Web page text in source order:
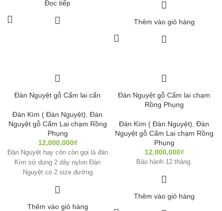
Đọc tiếp
Thêm vào giỏ hàng
Đàn Nguyệt gỗ Cẩm lai cẩn
Đàn Kìm ( Đàn Nguyệt) ,Đàn
Nguyệt gỗ Cẩm Lai chạm Rồng
Phụng
12,000,000₫
Đàn Nguyệt hay cỏn còn gọi là đàn
Kìm sử dụng 2 dây nylon Đàn
Nguyệt có 2 size đường
Thêm vào giỏ hàng
Đàn Nguyệt gỗ Cẩm lai chạm
Rồng Phụng
Đàn Kìm ( Đàn Nguyệt) ,Đàn
Nguyệt gỗ Cẩm Lai chạm Rồng
Phụng
12,000,000₫
Bảo hành 12 tháng.
Thêm vào giỏ hàng